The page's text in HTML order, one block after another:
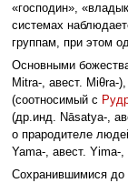
«господин»,
системах
группам, при этом
Основными
Mitra-, авест. Miθra-),
(соотносимый с
(др.инд. Nāsatya-,
о прародителе
Yama-, авест. Yima-,
Сохранившимися до